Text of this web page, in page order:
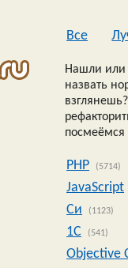
Все
Нашли или
назвать
посмеёмся
PHP (5714)
JavaScript
Си
(1123)
1C (541)
Objective